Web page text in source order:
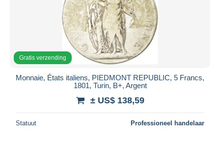
Gratis verzending
Monnaie, États italiens, PIEDMONT REPUBLIC, 5 Francs,
1801, Turin, B+, Argent
± US$ 138,59
Statuut Professioneel handelaar